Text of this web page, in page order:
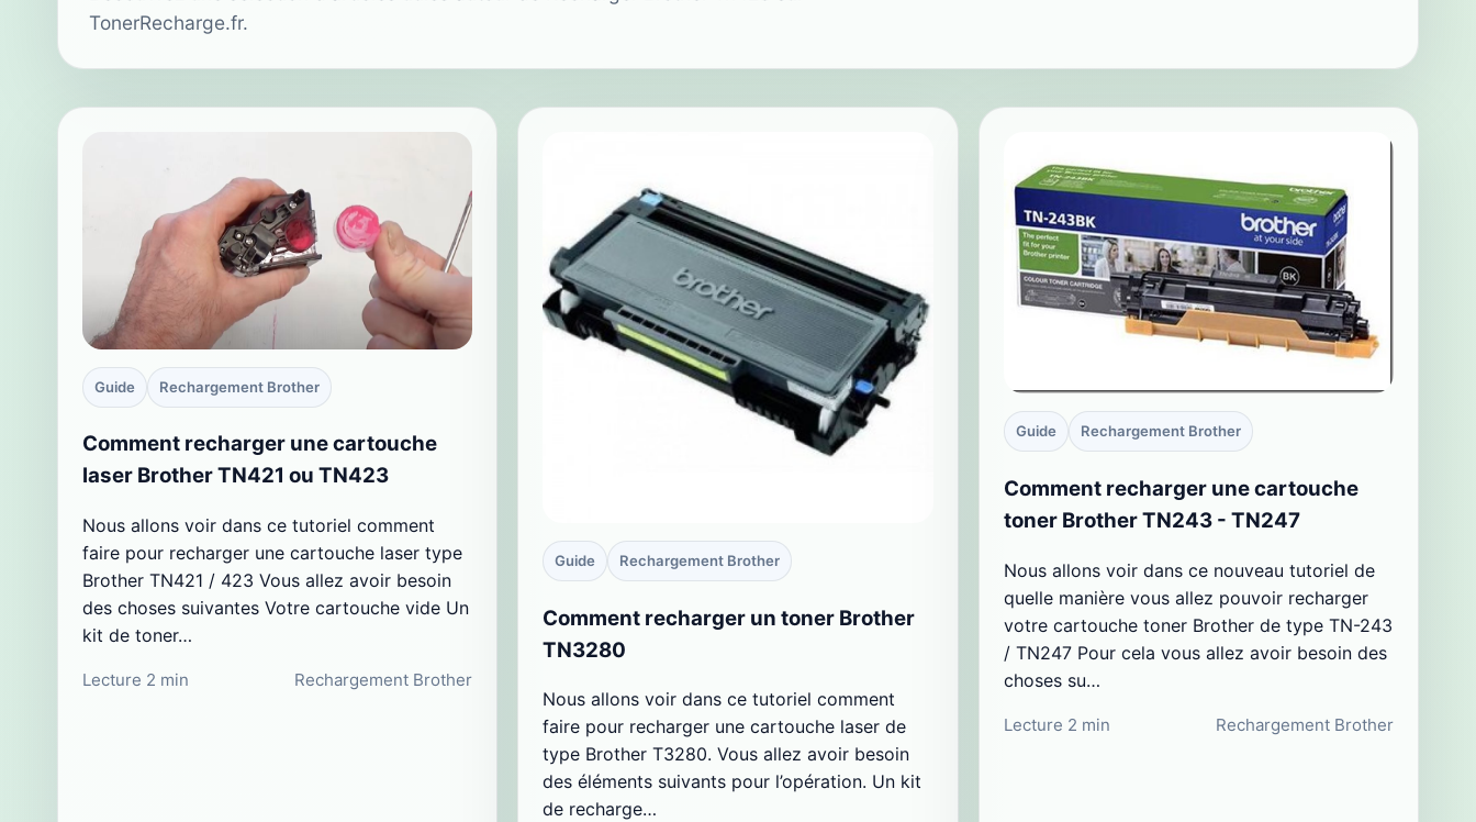
TonerRecharge.fr.
Guide Rechargement Brother
Comment recharger une cartouche
laser Brother TN421 ou TN423
Nous allons voir dans ce tutoriel comment
faire pour recharger une cartouche laser type
Brother TN421 / 423 Vous allez avoir besoin
des choses suivantes Votre cartouche vide Un
kit de toner…
Lecture 2 min Rechargement Brother
Guide Rechargement Brother
Comment recharger un toner Brother
TN3280
Nous allons voir dans ce tutoriel comment
faire pour recharger une cartouche laser de
type Brother T3280. Vous allez avoir besoin
des éléments suivants pour l’opération. Un kit
de recharge…
Guide Rechargement Brother
Comment recharger une cartouche
toner Brother TN243 - TN247
Nous allons voir dans ce nouveau tutoriel de
quelle manière vous allez pouvoir recharger
votre cartouche toner Brother de type TN-243
/ TN247 Pour cela vous allez avoir besoin des
choses su…
Lecture 2 min Rechargement Brother